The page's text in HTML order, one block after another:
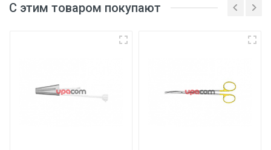
С этим товаром покупают